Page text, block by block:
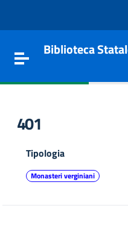
Toggle navigation
Biblioteca
401
Tipologia
Monasteri verginiani